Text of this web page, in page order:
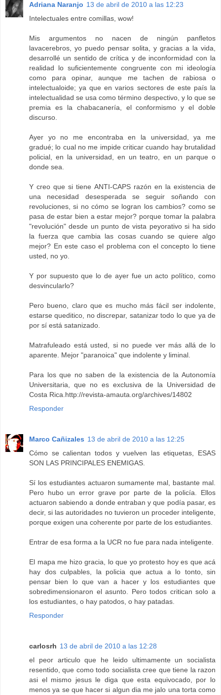
Adriana Naranjo 13 de abril de 2010 a las 12:23
Intelectuales entre comillas, wow!
Mis argumentos no nacen de ningún panfletos
lavacerebros, yo puedo pensar solita, y gracias a la vida,
desarrollé un sentido de crítica y de inconformidad con la
realidad lo suficientemente congruente con mi ideología
como para opinar, aunque me tachen de rabiosa o
intelectualoide; ya que en varios sectores de este país la
intelectualidad se usa como término despectivo, y lo que se
premia es la chabacanería, el conformismo y el doble
discurso.
Ayer yo no me encontraba en la universidad, ya me
gradué; lo cual no me impide criticar cuando hay brutalidad
policial, en la universidad, en un teatro, en un parque o
donde sea.
Y creo que si tiene ANTI-CAPS razón en la existencia de
una necesidad desesperada se seguir soñando con
revoluciones, si no cómo se logran los cambios? como se
pasa de estar bien a estar mejor? porque tomar la palabra
"revolución" desde un punto de vista peyorativo si ha sido
la fuerza que cambia las cosas cuando se quiere algo
mejor? En este caso el problema con el concepto lo tiene
usted, no yo.
Y por supuesto que lo de ayer fue un acto político, como
desvincularlo?
Pero bueno, claro que es mucho más fácil ser indolente,
estarse queditico, no discrepar, satanizar todo lo que ya de
por sí está satanizado.
Matrafuleado está usted, si no puede ver más allá de lo
aparente. Mejor "paranoica" que indolente y liminal.
Para los que no saben de la existencia de la Autonomía
Universitaria, que no es exclusiva de la Universidad de
Costa Rica.http://revista-amauta.org/archives/14802
Responder
Marco Cañizales 13 de abril de 2010 a las 12:25
Cómo se calientan todos y vuelven las etiquetas, ESAS
SON LAS PRINCIPALES ENEMIGAS.
Sí los estudiantes actuaron sumamente mal, bastante mal.
Pero hubo un error grave por parte de la policía. Ellos
actuaron sabiendo a donde entraban y que podía pasar, es
decir, si las autoridades no tuvieron un proceder inteligente,
porque exigen una coherente por parte de los estudiantes.
Entrar de esa forma a la UCR no fue para nada inteligente.
El mapa me hizo gracia, lo que yo protesto hoy es que acá
hay dos culpables, la policia que actua a lo tonto, sin
pensar bien lo que van a hacer y los estudiantes que
sobredimensionaron el asunto. Pero todos critican solo a
los estudiantes, o hay patodos, o hay patadas.
Responder
carlosrh 13 de abril de 2010 a las 12:28
el peor articulo que he leido ultimamente un socialista
resentido, que como todo socialista cree que tiene la razon
asi el mismo jesus le diga que esta equivocado, por lo
menos ya se que hacer si algun dia me jalo una torta como